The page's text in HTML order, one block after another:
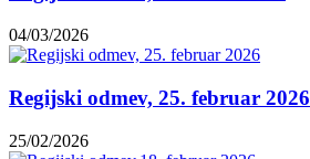
04/03/2026
Regijski odmev, 25. februar 2026
25/02/2026